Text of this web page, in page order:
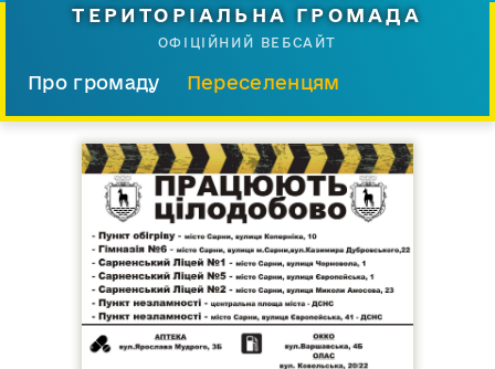
ТЕРИТОРІАЛЬНА ГРОМАДА
ОФІЦІЙНИЙ ВЕБСАЙТ
Про громаду
Переселенцям
Прес-центр